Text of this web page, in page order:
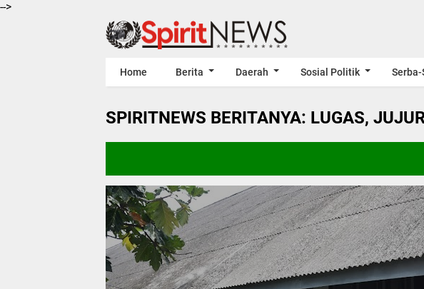
-->
Home Berita Daerah Sosial Politik Serba-
SPIRITNEWS BERITANYA: LUGAS,